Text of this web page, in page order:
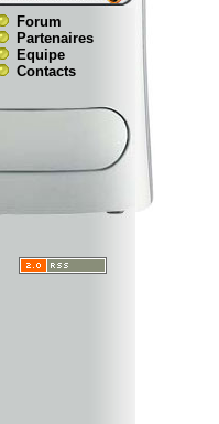
Forum
Partenaires
Equipe
Contacts